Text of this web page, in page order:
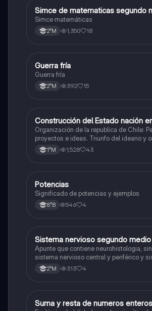
Matemáticas
Simce de matematicas segundo
Simce matemáticas
2°M 1,350 18
Historia
Guerra fría
Guerra fría
2°M 392 15
Historia
Construcción del Estado nación
Organización de la republica de Chile:
proyectos e ideas. Triunfo del ideario y
conservador. Constitución de 1833. "Era
1°M 1,528 43
Matemáticas
Potencias
Significado de potencias y ejemplos
8°B 546 4
Biología
Sistema nervioso segundo medio
Apunte que contiene neurohistologia,
sistema nervioso central y periférico y
endocrino
2°M 313 4
SMatemáticas
Suma y resta de numeros enteros